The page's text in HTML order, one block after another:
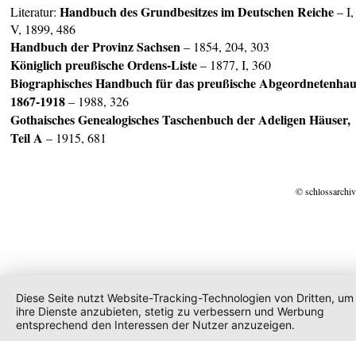
Literatur:Handbuch des Grundbesitzes im Deutschen Reiche– I,
V, 1899, 486
Handbuch der Provinz Sachsen – 1854, 204, 303
Königlich preußische Ordens-Liste– 1877, I, 360
Biographisches Handbuch für das preußische
1867-1918– 1988, 326
Gothaisches Genealogisches Taschenbuch der Adeligen Häuser,
Teil A – 1915, 681
©
Diese Seite nutzt Website-Tracking-Technologien von Dritten, um
ihre Dienste anzubieten, stetig zu verbessern und Werbung
entsprechend den Interessen der Nutzer anzuzeigen.